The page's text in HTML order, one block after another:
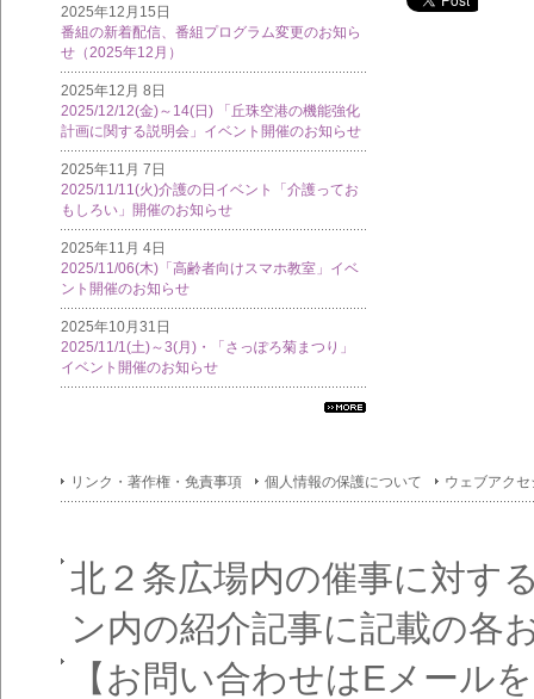
2025年12月15日
番組の新着配信、番組プログラム変更のお知ら
せ（2025年12月）
2025年12月 8日
2025/12/12(金)～14(日) 「丘珠空港の機能強化
計画に関する説明会」イベント開催のお知らせ
2025年11月 7日
2025/11/11(火)介護の日イベント「介護ってお
もしろい」開催のお知らせ
2025年11月 4日
2025/11/06(木)「高齢者向けスマホ教室」イベ
ント開催のお知らせ
2025年10月31日
2025/11/1(土)～3(月)・「さっぽろ菊まつり」
イベント開催のお知らせ
フォ
メー
覧
リンク・著作権・免責事項 個人情報の保護について ウェブアク
北２条広場内の催事に対す
ン内の紹介記事に記載の各
【お問い合わせはEメール